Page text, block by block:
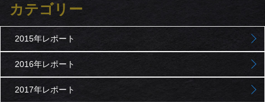
カテゴリー
2015年レポート
2016年レポート
2017年レポート